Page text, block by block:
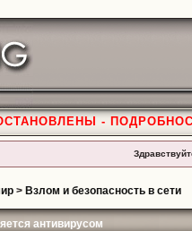
-
> Взлом и безопасность в сети
антивирусом